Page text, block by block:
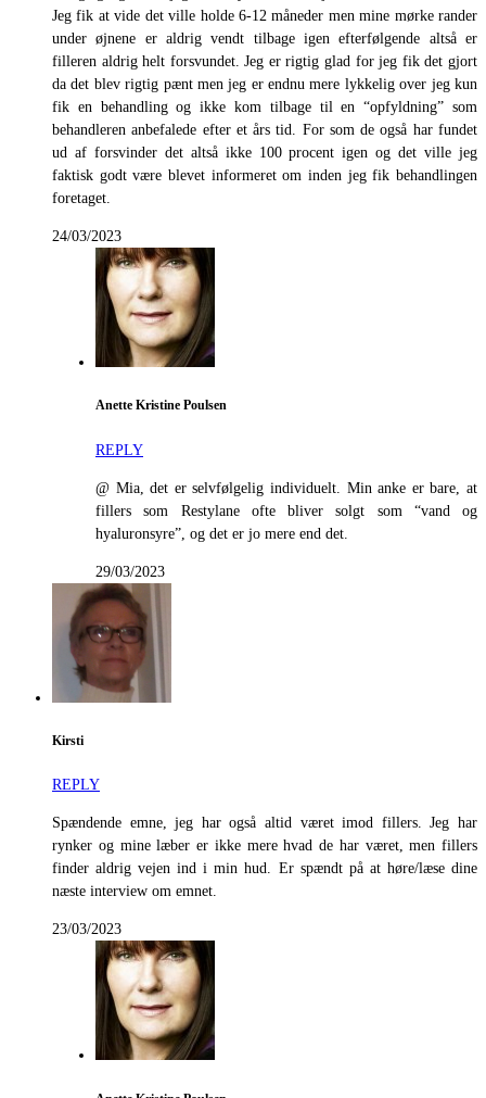
Jeg fik at vide det ville holde 6-12 måneder men mine mørke rander
under øjnene er aldrig vendt tilbage igen efterfølgende altså er
filleren aldrig helt forsvundet. Jeg er rigtig glad for jeg fik det gjort
da det blev rigtig pænt men jeg er endnu mere lykkelig over jeg kun
fik en behandling og ikke kom tilbage til en “opfyldning” som
behandleren anbefalede efter et års tid. For som de også har fundet
ud af forsvinder det altså ikke 100 procent igen og det ville jeg
faktisk godt være blevet informeret om inden jeg fik behandlingen
foretaget.
24/03/2023
Anette Kristine Poulsen
REPLY
@ Mia, det er selvfølgelig individuelt. Min anke er bare, at
fillers som Restylane ofte bliver solgt som “vand og
hyaluronsyre”, og det er jo mere end det.
29/03/2023
Kirsti
REPLY
Spændende emne, jeg har også altid været imod fillers. Jeg har
rynker og mine læber er ikke mere hvad de har været, men fillers
finder aldrig vejen ind i min hud. Er spændt på at høre/læse dine
næste interview om emnet.
23/03/2023